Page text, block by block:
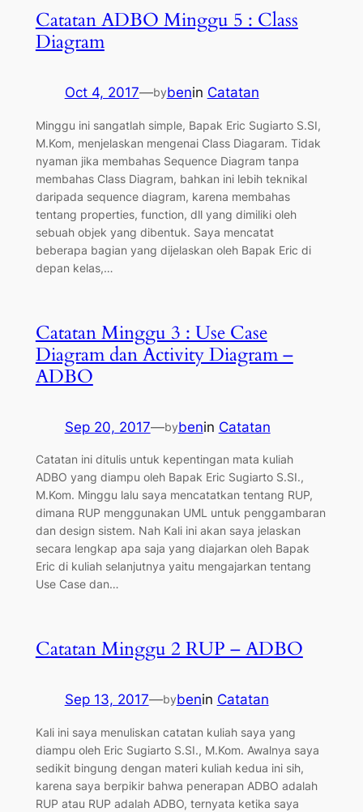
Catatan ADBO Minggu 5 : Class
Diagram
Oct 4, 2017—bybenin Catatan
Minggu ini sangatlah simple, Bapak Eric Sugiarto S.SI,
M.Kom, menjelaskan mengenai Class Diagaram. Tidak
nyaman jika membahas Sequence Diagram tanpa
membahas Class Diagram, bahkan ini lebih teknikal
daripada sequence diagram, karena membahas
tentang properties, function, dll yang dimiliki oleh
sebuah objek yang dibentuk. Saya mencatat
beberapa bagian yang dijelaskan oleh Bapak Eric di
depan kelas,…
Catatan Minggu 3 : Use Case
Diagram dan Activity Diagram –
ADBO
Sep 20, 2017—bybenin Catatan
Catatan ini ditulis untuk kepentingan mata kuliah
ADBO yang diampu oleh Bapak Eric Sugiarto S.SI.,
M.Kom. Minggu lalu saya mencatatkan tentang RUP,
dimana RUP menggunakan UML untuk penggambaran
dan design sistem. Nah Kali ini akan saya jelaskan
secara lengkap apa saja yang diajarkan oleh Bapak
Eric di kuliah selanjutnya yaitu mengajarkan tentang
Use Case dan…
Catatan Minggu 2 RUP – ADBO
Sep 13, 2017—bybenin Catatan
Kali ini saya menuliskan catatan kuliah saya yang
diampu oleh Eric Sugiarto S.SI., M.Kom. Awalnya saya
sedikit bingung dengan materi kuliah kedua ini sih,
karena saya berpikir bahwa penerapan ADBO adalah
RUP atau RUP adalah ADBO, ternyata ketika saya